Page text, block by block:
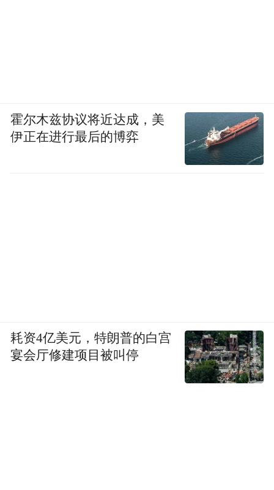
霍尔木兹协议将近达成，美
伊正在进行最后的博弈
耗资4亿美元，特朗普的白宫
宴会厅修建项目被叫停